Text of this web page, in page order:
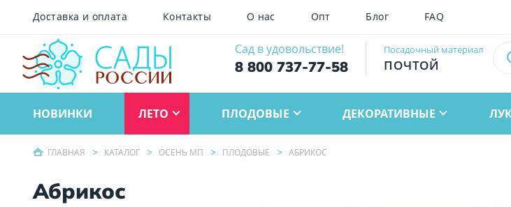
Доставка и оплата Контакты О нас Опт Блог FAQ
Сад в удовольствие!
8 800 737-77-58
Посадочный материал
ПОЧТОЙ
НОВИНКИ ЛЕТО ПЛОДОВЫЕ ДЕКОРАТИВНЫЕ
ГЛАВНАЯ КАТАЛОГ ОСЕНЬ МП ПЛОДОВЫЕ АБРИКОС
Абрикос